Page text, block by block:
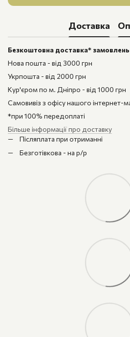
Доставка
Безкоштовна доставка* замовлень
Нова пошта - від 3000 грн
Укрпошта - від 2000 грн
Кур'єром по м. Дніпро - від 1000 грн
Самовивіз з офісу нашого інтернет-
*при 100% передоплаті
Більше інформації про доставку
Післяплата при отриманні
Безготівкова - на р/р